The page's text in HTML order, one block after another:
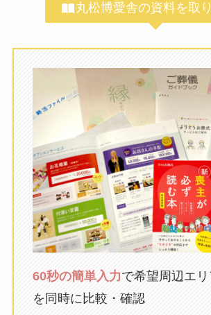
丸松博愛舎の資料を取
60秒の簡単入力で希望周辺エ
を同時に比較・確認